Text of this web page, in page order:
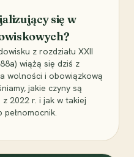
się w
z rozdziału XXII
wiążą się dziś z
wolności i obowiązkową
jakie czyny są
2022 r. i jak w takiej